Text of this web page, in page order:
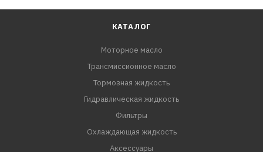
КАТАЛОГ
Моторное масло
Трансмиссионное масло
Тормозная жидкость
Гидравлическая жидкость
Фильтры
Охлаждающая жидкость
Аксессуары